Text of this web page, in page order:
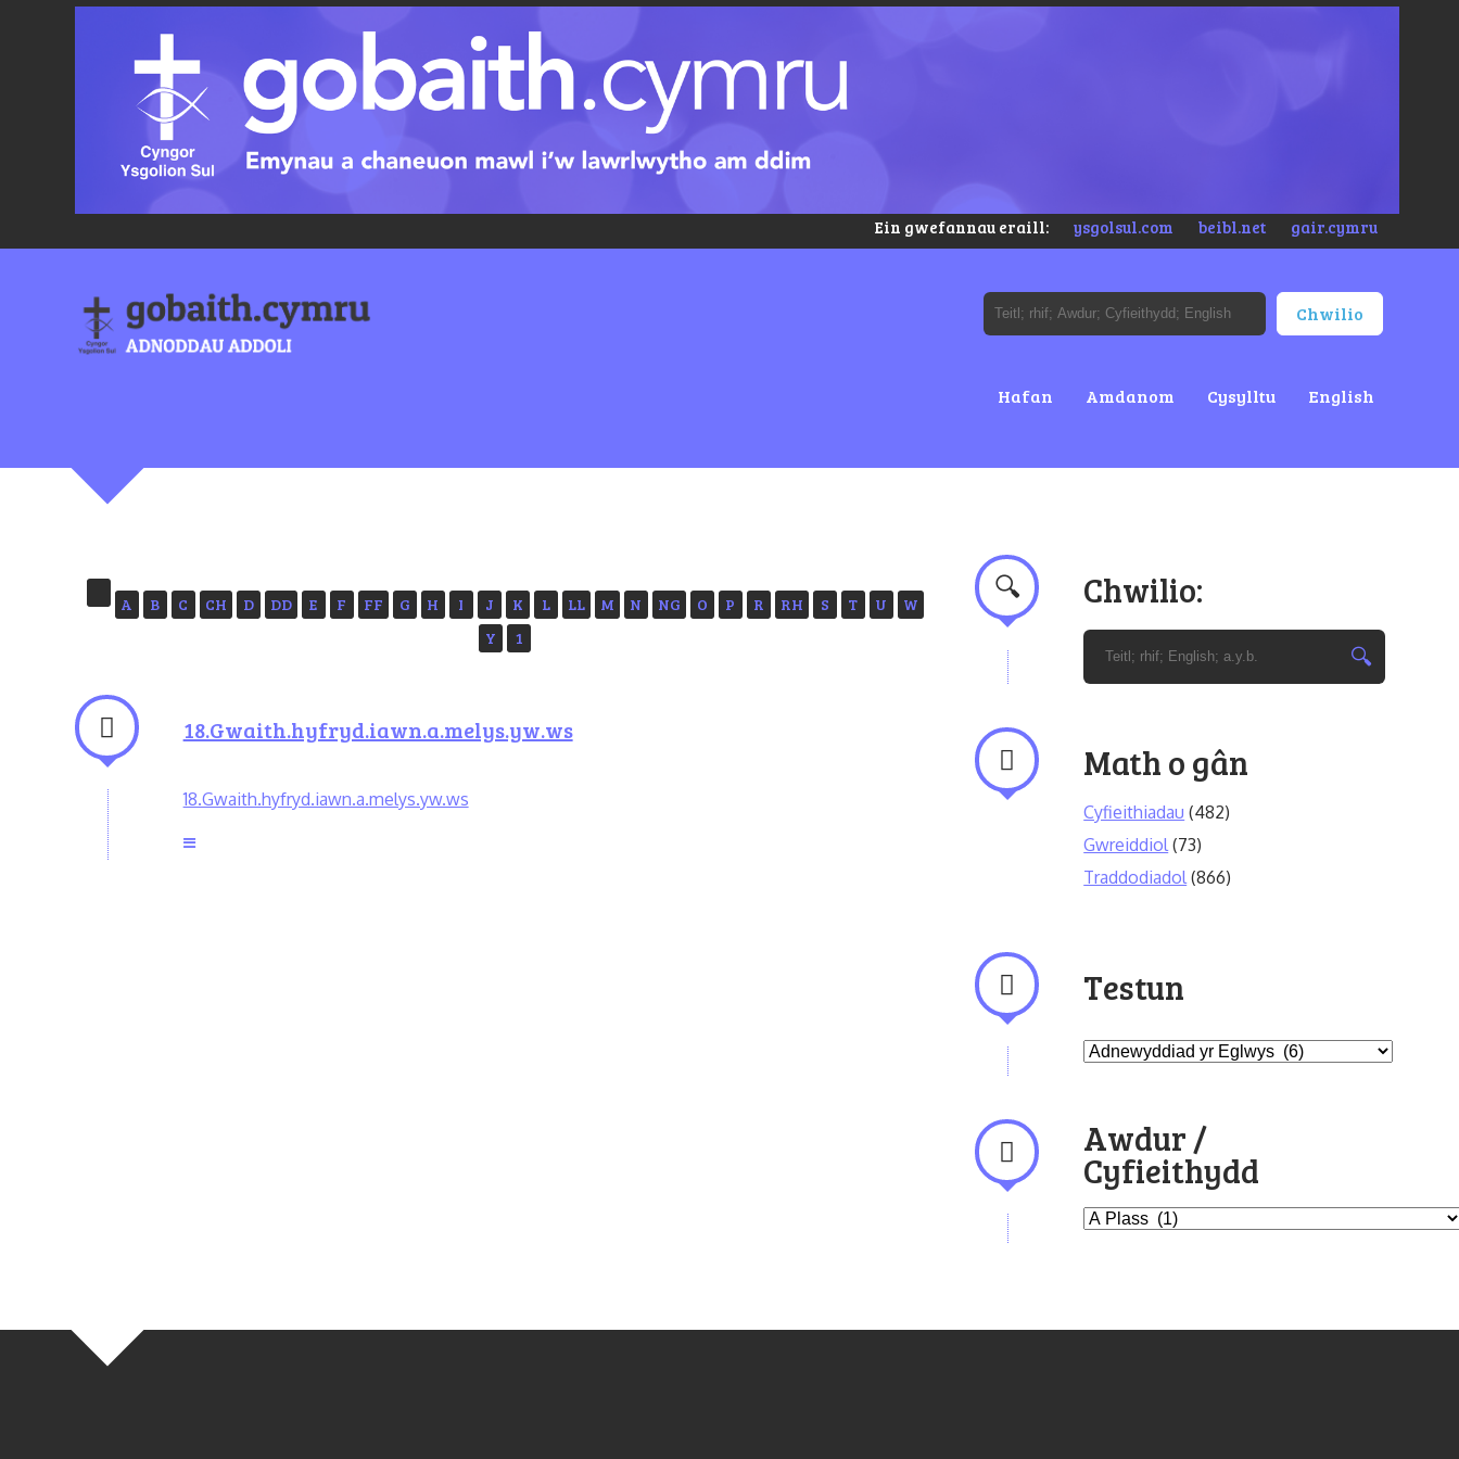
Ein gwefannau eraill: ysgolsul.com beibl.net gair.cymru
Hafan Amdanom Cysylltu English
A B C CH D DD E F FF G H I J K L LL M N NG O P R RH S T U
W
Y
1
18.Gwaith.hyfryd.iawn.a.melys.yw.ws
18.Gwaith.hyfryd.iawn.a.melys.yw.ws
Chwilio:
Math o gân
Cyfieithiadau (482)
Gwreiddiol (73)
Traddodiadol (866)
Testun
Awdur /
Cyfieithydd